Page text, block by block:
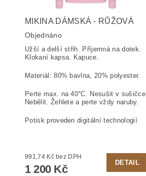
MIKINA DÁMSKÁ - RŮŽOVÁ
Objednáno
Užší a delší střih. Příjemná na dotek.
Klokaní kapsa. Kapuce.
Materiál: 80% bavlna, 20% polyester.
Perte max. na 40°C. Nesušit v sušičce.
Nebělit. Žehlete a perte vždy naruby.
Potisk proveden digitální technologií
991,74 Kč bez DPH
1 200 Kč
DETAIL